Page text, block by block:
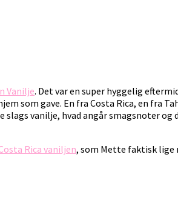
Vanilje. Det var en super hyggelig
som gave. En fra Costa Rica, en fra
vanilje, hvad angår smagsnoter og
Rica vaniljen, som Mette faktisk lige